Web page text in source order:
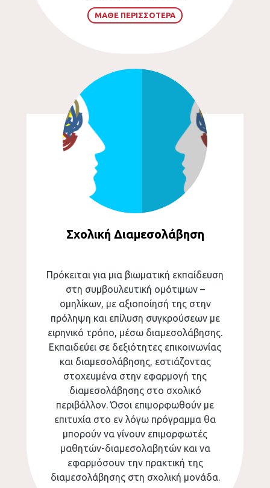
ΜΑΘΕ ΠΕΡΙΣΣΟΤΕΡΑ
Σχολική Διαμεσολάβηση
Πρόκειται για μια βιωματική εκπαίδευση
στη συμβουλευτική ομότιμων –
ομηλίκων, με αξιοποίησή της στην
πρόληψη και επίλυση συγκρούσεων με
ειρηνικό τρόπο, μέσω διαμεσολάβησης.
Εκπαιδεύει σε δεξιότητες επικοινωνίας
και διαμεσολάβησης, εστιάζοντας
στοχευμένα στην εφαρμογή της
διαμεσολάβησης στο σχολικό
περιβάλλον. Όσοι επιμορφωθούν με
επιτυχία στο εν λόγω πρόγραμμα θα
μπορούν να γίνουν επιμορφωτές
μαθητών-διαμεσολαβητών και να
εφαρμόσουν την πρακτική της
διαμεσολάβησης στη σχολική μονάδα.